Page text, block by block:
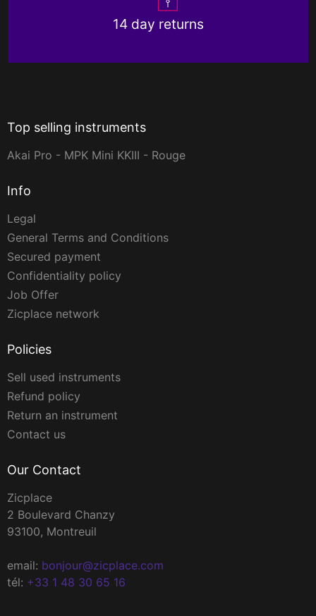
14 day returns
Top selling instruments
Akai Pro - MPK Mini KKIII - Rouge
Info
Legal
General Terms and Conditions
Secured payment
Confidentiality policy
Job Offer
Zicplace network
Policies
Sell used instruments
Refund policy
Return an instrument
Contact us
Our Contact
Zicplace
2 Boulevard Chanzy
93100, Montreuil
email: bonjour@zicplace.com
tél: +33 1 48 30 65 16